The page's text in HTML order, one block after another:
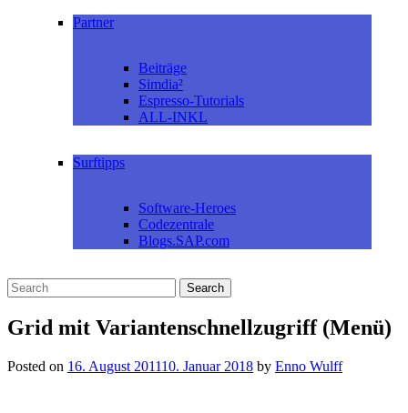
Partner
Beiträge
Simdia²
Espresso-Tutorials
ALL-INKL
Surftipps
Software-Heroes
Codezentrale
Blogs.SAP.com
Grid mit Variantenschnellzugriff (Menü)
Posted on 16. August 201110. Januar 2018 by Enno Wulff